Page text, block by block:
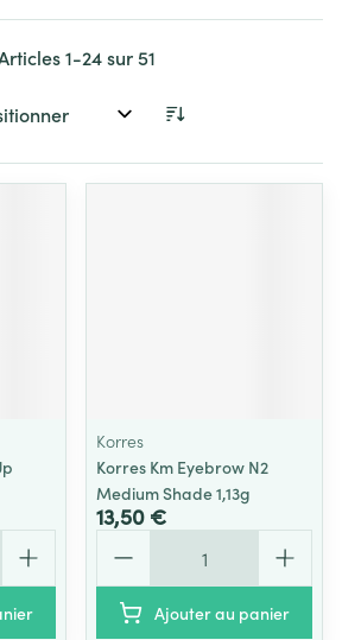
1-24sur51
par:
Korres
Korres Km Eyebrow N2
Medium Shade 1,13g
13,50 €
Ajouter au panier